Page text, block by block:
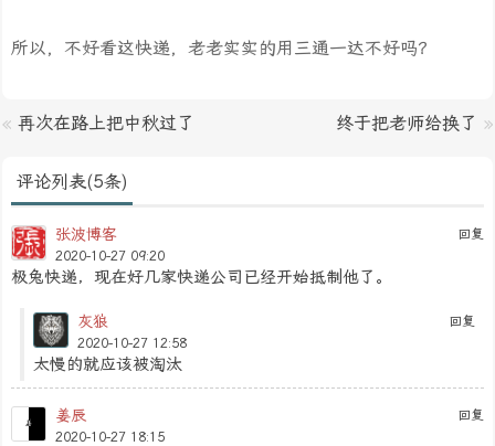
所以，不好看这快递，老老实实的用三通一达不好吗？
« 再次在路上把中秋过了 终于把老师给换了 »
评论列表(5条)
回复
张波博客
2020-10-27 09:20
极兔快递，现在好几家快递公司已经开始抵制他了。
回复
灰狼
2020-10-27 12:58
太慢的就应该被淘汰
回复
姜辰
2020-10-27 18:15